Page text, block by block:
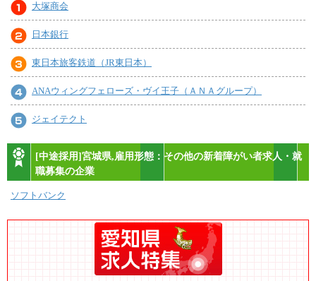
大塚商会
日本銀行
東日本旅客鉄道（JR東日本）
ANAウィングフェローズ・ヴイ王子（ＡＮＡグループ）
ジェイテクト
[中途採用]宮城県,雇用形態：その他の新着障がい者求人・就
職募集の企業
ソフトバンク